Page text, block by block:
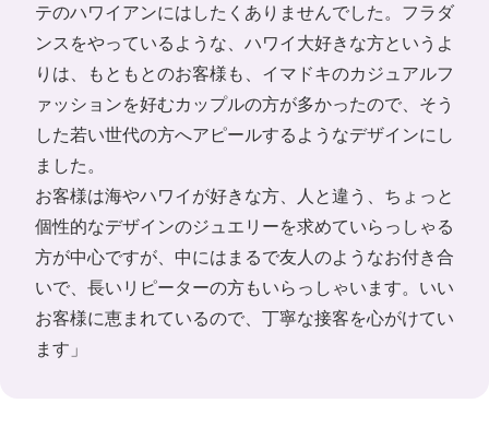
テのハワイアンにはしたくありませんでした。フラダ
ンスをやっているような、ハワイ大好きな方というよ
りは、もともとのお客様も、イマドキのカジュアルフ
ァッションを好むカップルの方が多かったので、そう
した若い世代の方へアピールするようなデザインにし
ました。
お客様は海やハワイが好きな方、人と違う、ちょっと
個性的なデザインのジュエリーを求めていらっしゃる
方が中心ですが、中にはまるで友人のようなお付き合
いで、長いリピーターの方もいらっしゃいます。いい
お客様に恵まれているので、丁寧な接客を心がけてい
ます」